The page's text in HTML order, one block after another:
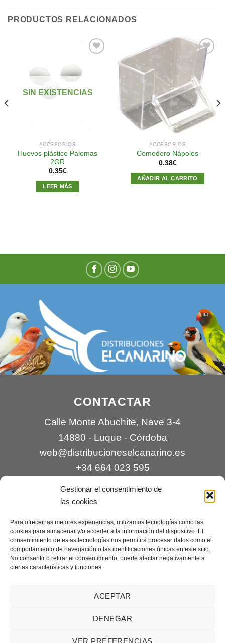
Gestionar el consentimiento de
las cookies
Para ofrecer las mejores experiencias, utilizamos tecnologías como las
cookies para almacenar y/o acceder a la información del dispositivo. El
consentimiento de estas tecnologías nos permitirá procesar datos como el
comportamiento de navegación o las identificaciones únicas en este sitio.
No consentir o retirar el consentimiento, puede afectar negativamente a
ciertas características y funciones.
ACEPTAR
DENEGAR
VER PREFERENCIAS
PRODUCTOS RELACIONADOS
lista de
SIN EXISTENCIAS
ACCESORIOS
Huevos plástico Palomas
2GR
0.35€
LEER MÁS
Añadir
a la
lista de
deseos
ACCESORIOS
Comedero Nápoles
0.38€
AÑADIR AL CARRITO
CONTACTAR
Calle Monte Abuchite, Nave 3-4
14880 - Luque - Córdoba
web@distribucioneselcanarino.es
+34 664 023 595
Contacto|Incidencias|Devoluciones |
Condiciones generales
Mantenimiento web a cargo deCreaciones Digitales – mantenimiento web
Política de privacidad |Condiciones generales de